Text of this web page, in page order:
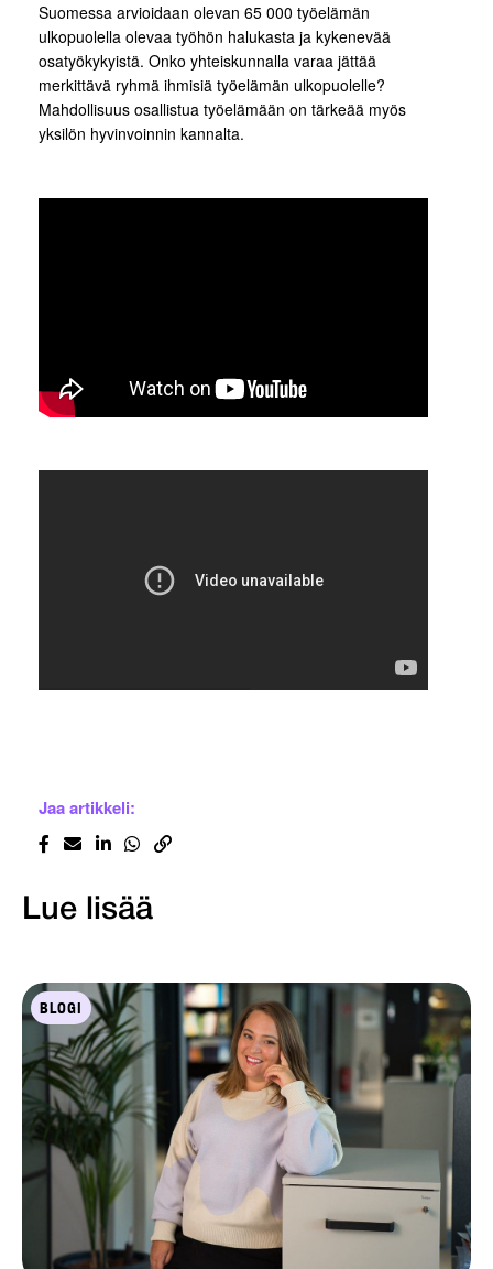
Suomessa arvioidaan olevan 65 000 työelämän
ulkopuolella olevaa työhön halukasta ja kykenevää
osatyökykyistä. Onko yhteiskunnalla varaa jättää
merkittävä ryhmä ihmisiä työelämän ulkopuolelle?
Mahdollisuus osallistua työelämään on tärkeää myös
yksilön hyvinvoinnin kannalta.
Jaa artikkeli:
Lue lisää
BLOGI